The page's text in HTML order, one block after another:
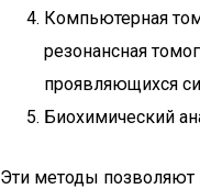
Компьютерная
резонансная
проявляющихся
Биохимический
Эти методы позволяют